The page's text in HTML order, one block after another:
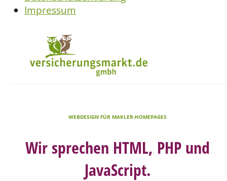
Impressum
WEBDESIGN FÜR MAKLER-HOMEPAGES
Wir sprechen HTML, PHP und
JavaScript.